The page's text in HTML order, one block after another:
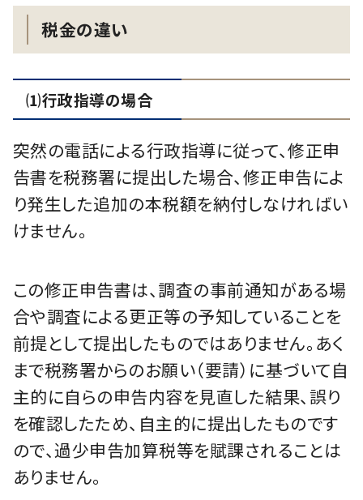
税金の違い
⑴行政指導の場合
突然の電話による行政指導に従って、修正申
告書を税務署に提出した場合、修正申告によ
り発生した追加の本税額を納付しなければい
けません。
この修正申告書は、調査の事前通知がある場
合や調査による更正等の予知していることを
前提として提出したものではありません。あく
まで税務署からのお願い（要請）に基づいて自
主的に自らの申告内容を見直した結果、誤り
を確認したため、自主的に提出したものです
ので、過少申告加算税等を賦課されることは
ありません。